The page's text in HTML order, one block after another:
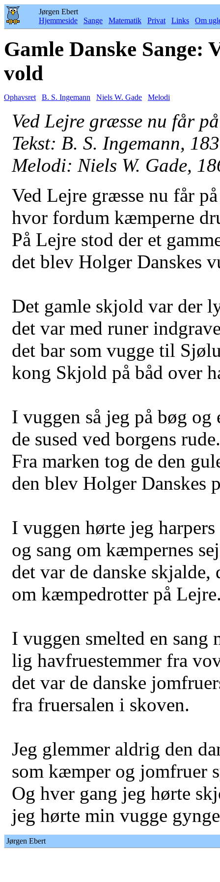
Jørgen Ebert
Hjemmeside
Sange Matematik Privat Links Om
Gamle Danske Sange:
vold
Ophavsret B. S. Ingemann Niels W. Gade Melodi
Ved Lejre græsse nu får
Tekst: B. S. Ingemann,
Melodi: Niels W. Gade,
Ved Lejre græsse nu får
hvor fordum kæmperne
På Lejre stod der et
det blev Holger Danskes
Det gamle skjold var der
det var med runer
det bar som vugge til
kong Skjold på båd over
I vuggen så jeg på bøg og
de sused ved borgens rude.
Fra marken tog de den
den blev Holger Danskes
I vuggen hørte jeg
og sang om kæmpernes
det var de danske skjalde,
om kæmpedrotter på
I vuggen smelted en sang
lig havfruestemmer fra
det var de danske
fra fruersalen i skoven.
Jeg glemmer aldrig den
som kæmper og jomfruer
Og hver gang jeg hørte
jeg hørte min vugge
Jørgen Ebert